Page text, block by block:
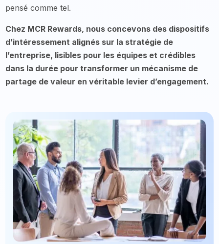
pensé comme tel.
Chez MCR Rewards, nous concevons des dispositifs
d’intéressement alignés sur la stratégie de
l’entreprise, lisibles pour les équipes et crédibles
dans la durée pour transformer un mécanisme de
partage de valeur en véritable levier d’engagement.